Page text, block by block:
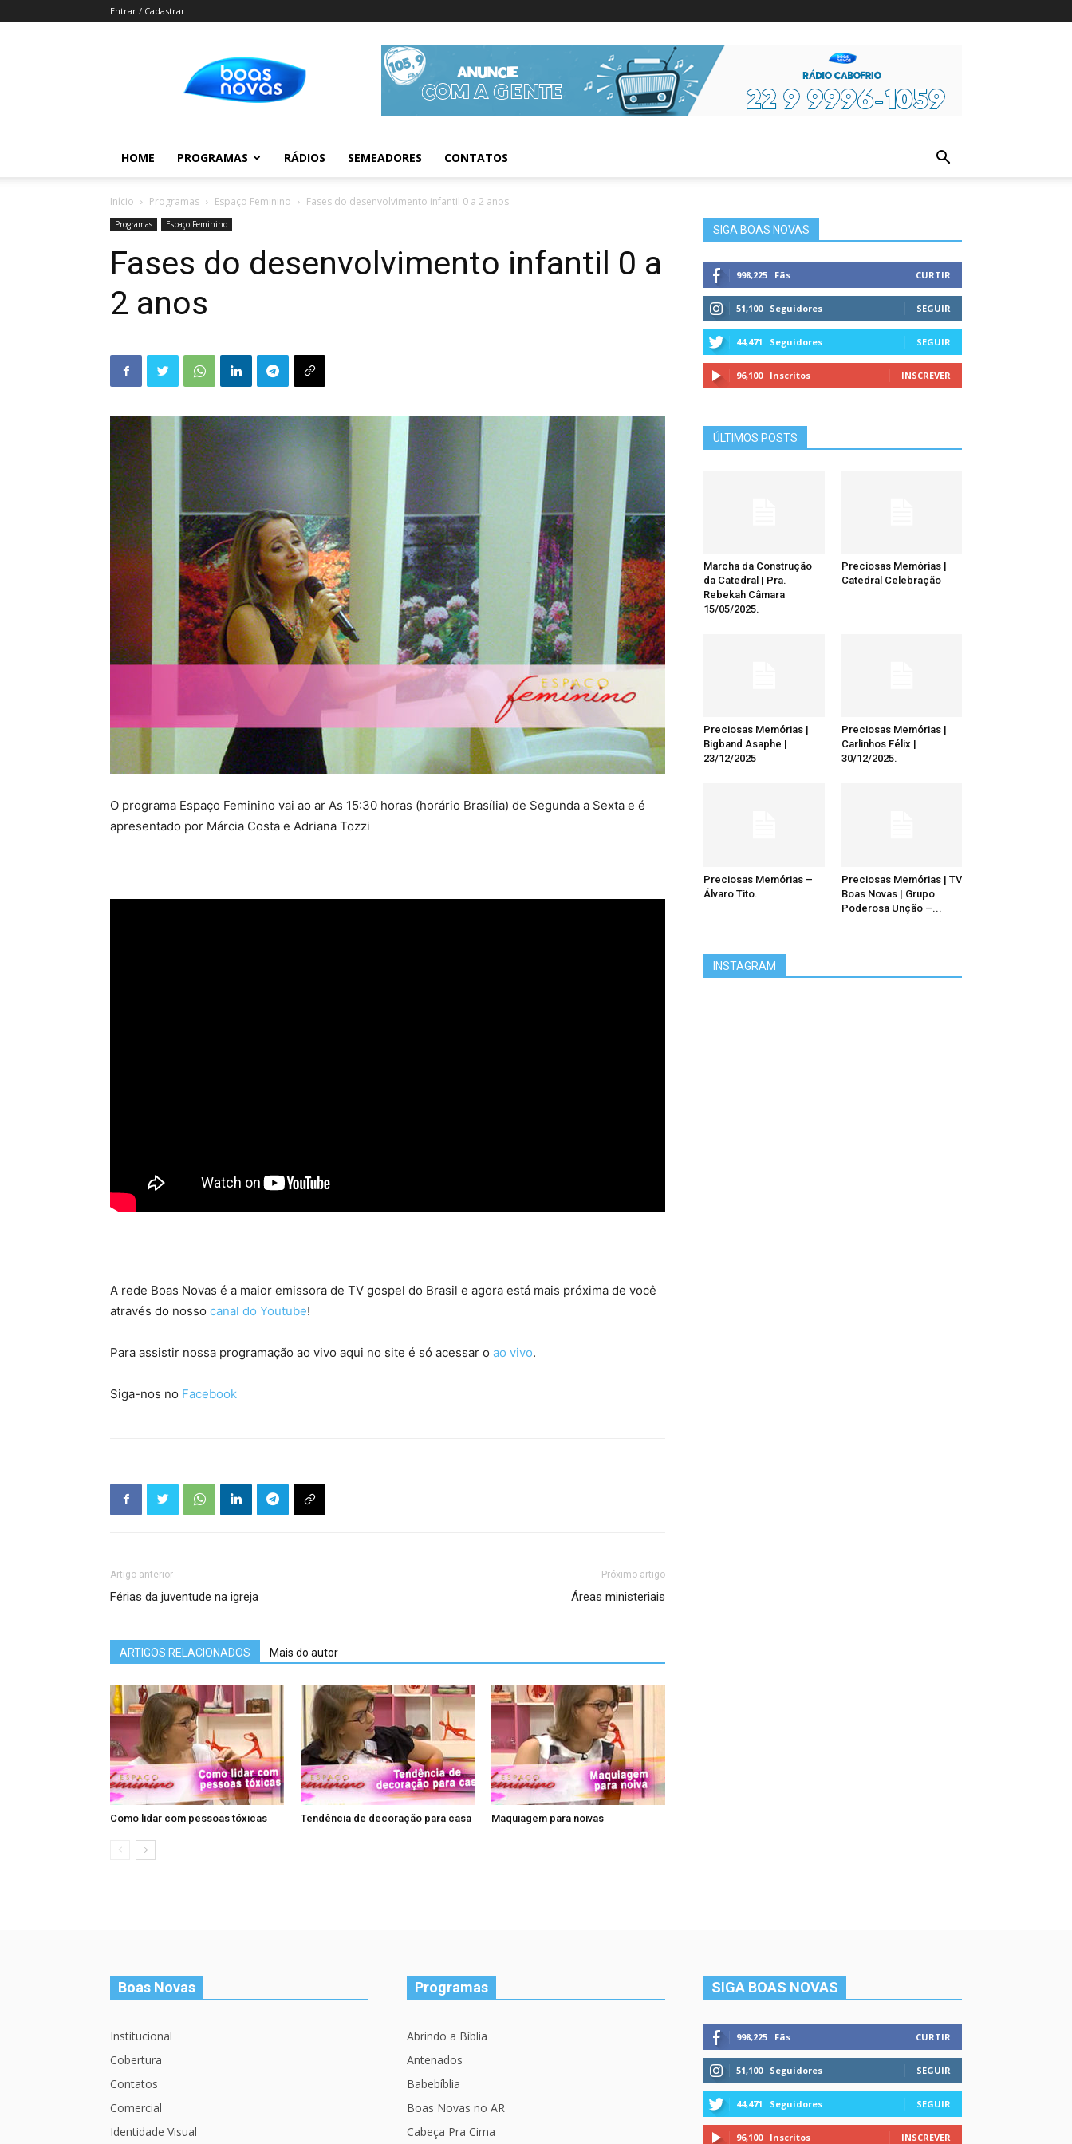
Entrar / Cadastrar
Novas
Informações da Figura
HOME PROGRAMAS RÁDIOS SEMEADORES CONTATOS
Início Programas Espaço Feminino Fases do desenvolvimento infantil 0 a 2 anos
Programas Espaço Feminino
Fases do desenvolvimento infantil 0 a
2 anos
O programa Espaço Feminino vai ao ar As 15:30 horas (horário Brasília) de Segunda a Sexta e é
apresentado por Márcia Costa e Adriana Tozzi
A rede Boas Novas é a maior emissora de TV gospel do Brasil e agora está mais próxima de você
através do nosso canal do Youtube!
Para assistir nossa programação ao vivo aqui no site é só acessar o ao vivo.
Siga-nos no Facebook
Artigo anterior
Férias da juventude na igreja
Próximo artigo
Áreas ministeriais
ARTIGOS RELACIONADOS Mais do autor
Como lidar com pessoas tóxicas Tendência de decoração para casa Maquiagem para noivas
SIGA BOAS NOVAS
998,225 Fãs CURTIR
51,100 Seguidores SEGUIR
44,471 Seguidores SEGUIR
96,100 Inscritos INSCREVER
ÚLTIMOS POSTS
Marcha da Construção
da Catedral | Pra.
Rebekah Câmara
15/05/2025.
Preciosas Memórias |
Catedral Celebração
Preciosas Memórias |
Bigband Asaphe |
23/12/2025
Preciosas Memórias |
Carlinhos Félix |
30/12/2025.
Preciosas Memórias –
Álvaro Tito.
Preciosas Memórias | TV
Boas Novas | Grupo
Poderosa Unção –...
INSTAGRAM
Boas Novas
Institucional
Cobertura
Contatos
Comercial
Identidade Visual
Programas
Abrindo a Bíblia
Antenados
Babebíblia
Boas Novas no AR
Cabeça Pra Cima
SIGA BOAS NOVAS
998,225 Fãs CURTIR
51,100 Seguidores SEGUIR
44,471 Seguidores SEGUIR
96,100 Inscritos INSCREVER